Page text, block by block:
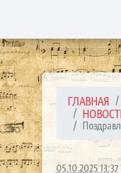
ГЛАВНАЯ
05.10.2025 13:37